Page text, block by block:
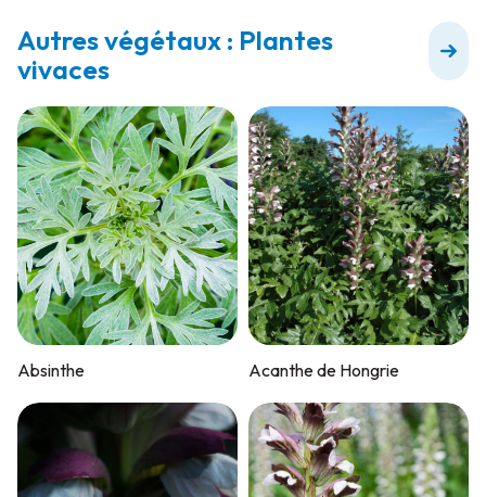
Autres végétaux : Plantes
vivaces
Absinthe Acanthe de Hongrie